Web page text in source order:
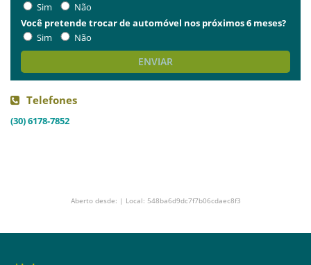
Sim
Não
Você pretende trocar de automóvel nos próximos 6 meses?
Sim
Não
ENVIAR
Telefones
(30) 6178-7852
Aberto desde: | Local: 548ba6d9dc7f7b06cdaec8f3